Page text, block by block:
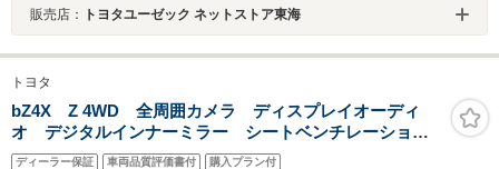
販売店： トヨタユーゼック ネットストア東海
トヨタ
bZ4X Z 4WD 全周囲カメラ ディスプレイオーディ
オ デジタルインナーミラー シートベンチレーショ
ン ドラレコ 1500W給電
ディーラー保証 車両品質評価書付 購入プラン付